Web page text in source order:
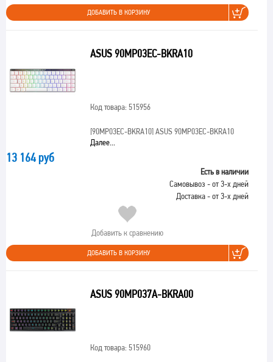
ДОБАВИТЬ В КОРЗИНУ
ASUS 90MP03EC-BKRA10
Код товара: 515956
[90MP03EC-BKRA10]ASUS 90MP03EC-BKRA10
Далее...
13 164 руб
Есть в наличии
Самовывоз - от 3-х дней
Доставка - от 3-х дней
Добавить к сравнению
ДОБАВИТЬ В КОРЗИНУ
ASUS 90MP037A-BKRA00
Код товара: 515960